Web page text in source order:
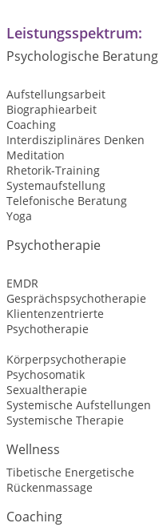
Leistungsspektrum:
Psychologische Beratung
Aufstellungsarbeit
Biographiearbeit
Coaching
Interdisziplinäres Denken
Meditation
Rhetorik-Training
Systemaufstellung
Telefonische Beratung
Yoga
Psychotherapie
EMDR
Gesprächspsychotherapie
Klientenzentrierte
Psychotherapie
Körperpsychotherapie
Psychosomatik
Sexualtherapie
Systemische Aufstellungen
Systemische Therapie
Wellness
Tibetische Energetische
Rückenmassage
Coaching